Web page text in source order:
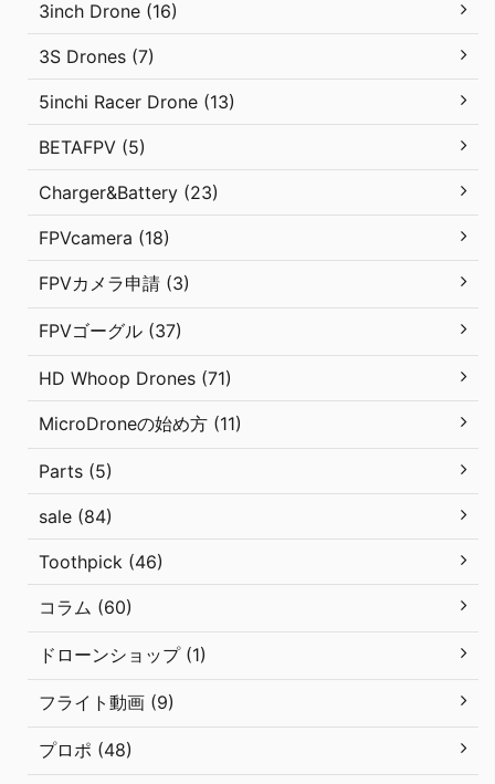
3inch Drone (16)
3S Drones (7)
5inchi Racer Drone (13)
BETAFPV (5)
Charger&Battery (23)
FPVcamera (18)
FPVカメラ申請 (3)
FPVゴーグル (37)
HD Whoop Drones (71)
MicroDroneの始め方 (11)
Parts (5)
sale (84)
Toothpick (46)
コラム (60)
ドローンショップ (1)
フライト動画 (9)
プロポ (48)